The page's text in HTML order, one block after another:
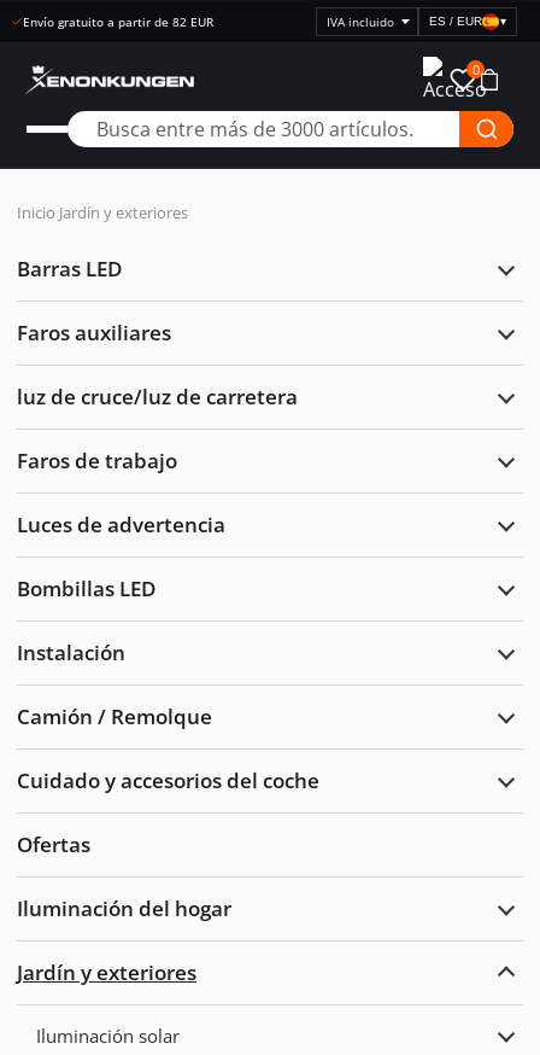
Envío gratuito a partir de 82 EUR
Seleccionar
visualización
precios
ES / EUR ▾
0
Inicio Jardín y exteriores
Barras LED
Faros auxiliares
luz de cruce/luz de carretera
Faros de trabajo
Luces de advertencia
Bombillas LED
Instalación
Camión / Remolque
Cuidado y accesorios del coche
Ofertas
Iluminación del hogar
Jardín y exteriores
Iluminación solar